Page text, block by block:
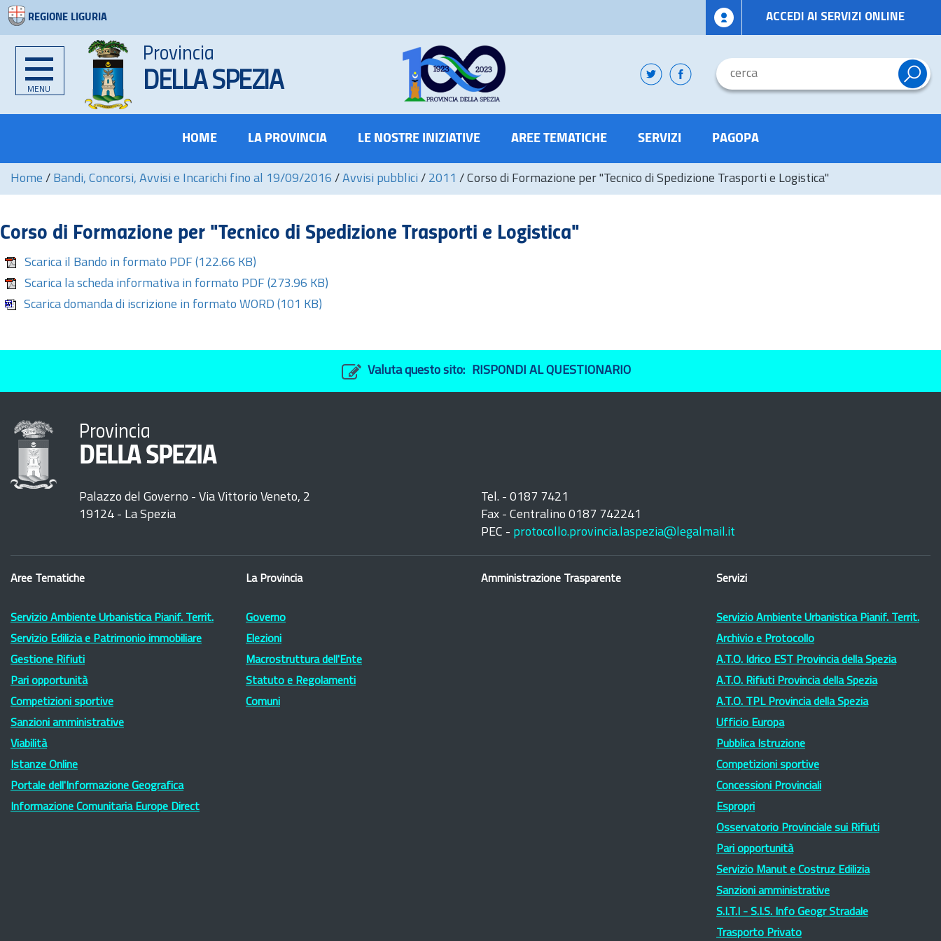
REGIONE LIGURIA ACCEDI AI SERVIZI ONLINE
MENU
Provincia
DELLA SPEZIA
HOME LA PROVINCIA LE NOSTRE INIZIATIVE AREE TEMATICHE SERVIZI PAGOPA
Home / Bandi, Concorsi, Avvisi e Incarichi fino al 19/09/2016 / Avvisi pubblici / 2011 / Corso di Formazione per "Tecnico di Spedizione Trasporti e Logistica"
Corso di Formazione per "Tecnico di Spedizione Trasporti e Logistica"
Scarica il Bando in formato PDF (122.66 KB)
Scarica la scheda informativa in formato PDF (273.96 KB)
Scarica domanda di iscrizione in formato WORD (101 KB)
Valuta questo sito: RISPONDI AL QUESTIONARIO
Provincia
DELLA SPEZIA
Palazzo del Governo - Via Vittorio Veneto, 2
19124 - La Spezia
Tel. - 0187 7421
Fax - Centralino 0187 742241
PEC - protocollo.provincia.laspezia@legalmail.it
Aree Tematiche
Servizio Ambiente Urbanistica Pianif. Territ.
Servizio Edilizia e Patrimonio immobiliare
Gestione Rifiuti
Pari opportunità
Competizioni sportive
Sanzioni amministrative
Viabilità
Istanze Online
Portale dell'Informazione Geografica
Informazione Comunitaria Europe Direct
La Provincia
Governo
Elezioni
Macrostruttura dell'Ente
Statuto e Regolamenti
Comuni
Amministrazione Trasparente Servizi
Servizio Ambiente Urbanistica Pianif. Territ.
Archivio e Protocollo
A.T.O. Idrico EST Provincia della Spezia
A.T.O. Rifiuti Provincia della Spezia
A.T.O. TPL Provincia della Spezia
Ufficio Europa
Pubblica Istruzione
Competizioni sportive
Concessioni Provinciali
Espropri
Osservatorio Provinciale sui Rifiuti
Pari opportunità
Servizio Manut e Costruz Edilizia
Sanzioni amministrative
S.I.T.I - S.I.S. Info Geogr Stradale
Trasporto Privato